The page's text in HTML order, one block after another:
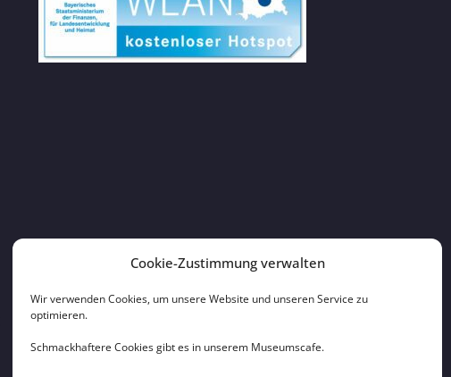
Cookie-Zustimmung verwalten
Wir verwenden Cookies, um unsere Website und unseren Service zu
optimieren.
Schmackhaftere Cookies gibt es in unserem Museumscafe.